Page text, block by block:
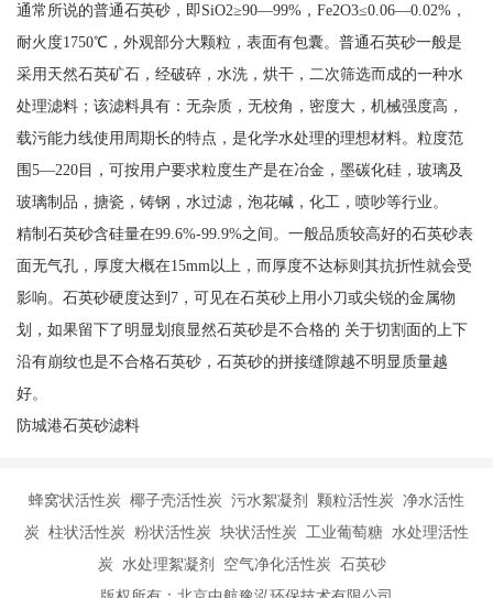
通常所说的普通石英砂，即SiO2≥90—99%，Fe2O3≤0.06—0.02%，
耐火度1750℃，外观部分大颗粒，表面有包囊。普通石英砂一般是
采用天然石英矿石，经破碎，水洗，烘干，二次筛选而成的一种水
处理滤料；该滤料具有：无杂质，无校角，密度大，机械强度高，
载污能力线使用周期长的特点，是化学水处理的理想材料。粒度范
围5—220目，可按用户要求粒度生产是在冶金，墨碳化硅，玻璃及
玻璃制品，搪瓷，铸钢，水过滤，泡花碱，化工，喷吵等行业。
精制石英砂含硅量在99.6%-99.9%之间。一般品质较高好的石英砂表
面无气孔，厚度大概在15mm以上，而厚度不达标则其抗折性就会受
影响。石英砂硬度达到7，可见在石英砂上用小刀或尖锐的金属物
划，如果留下了明显划痕显然石英砂是不合格的 关于切割面的上下
沿有崩纹也是不合格石英砂，石英砂的拼接缝隙越不明显质量越
好。
防城港石英砂滤料
蜂窝状活性炭 椰子壳活性炭 污水絮凝剂 颗粒活性炭 净水活性
炭 柱状活性炭 粉状活性炭 块状活性炭 工业葡萄糖 水处理活性
炭 水处理絮凝剂 空气净化活性炭 石英砂